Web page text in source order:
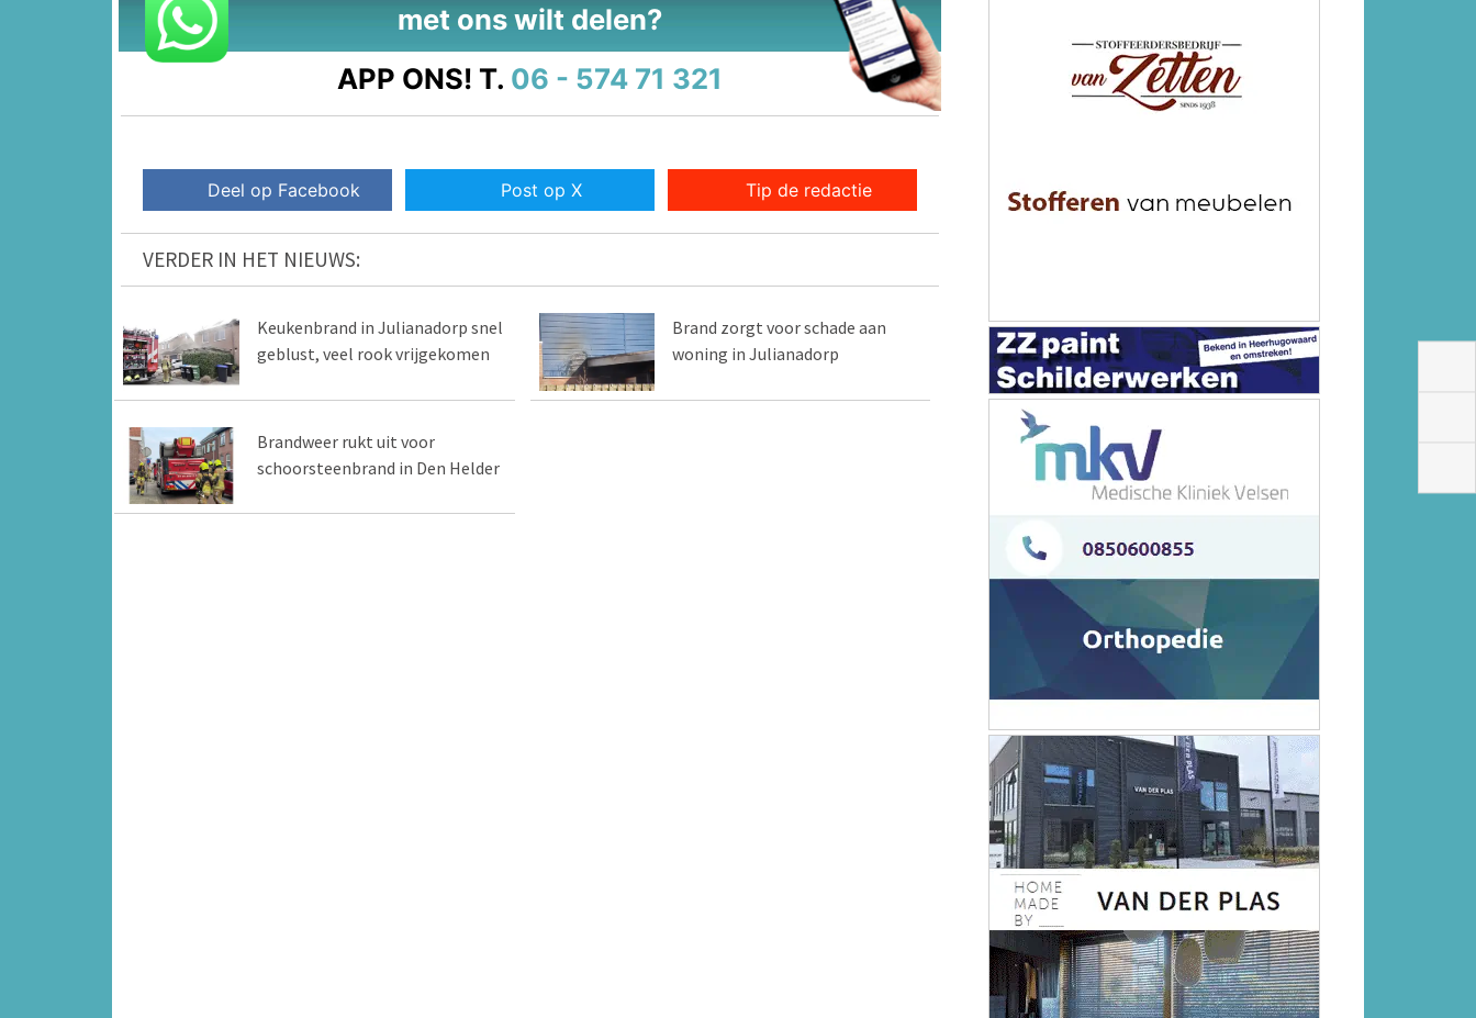
met ons wilt delen?
APP ONS! T. 06 - 574 71 321
Deel op Facebook Post op X Tip de redactie
VERDER IN HET NIEUWS:
Keukenbrand in Julianadorp snel
geblust, veel rook vrijgekomen
Brand zorgt voor schade aan
woning in Julianadorp
Brandweer rukt uit voor
schoorsteenbrand in Den Helder